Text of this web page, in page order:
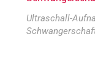
Ultraschall-